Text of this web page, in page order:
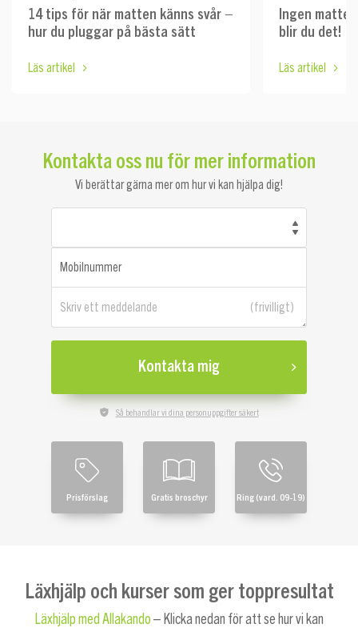
14 tips för när matten känns svår –
hur du pluggar på bästa sätt
Läs artikel
Ingen
blir du det!
Läs artikel
Kontakta oss nu för mer information
Vi berättar gärna mer om hur vi kan hjälpa dig!
Mobilnummer
Skriv ett meddelande
Kontakta mig
Så behandlar vi dina personuppgifter säkert
Prisförslag Gratis broschyr Ring (vard. 09-19)
Läxhjälp och kurser som ger toppresultat
Läxhjälp med Allakando – Klicka nedan för att se hur vi kan